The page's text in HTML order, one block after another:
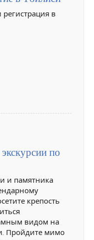
регистрация в
по
и памятника
крепость
видом на
Пройдите мимо